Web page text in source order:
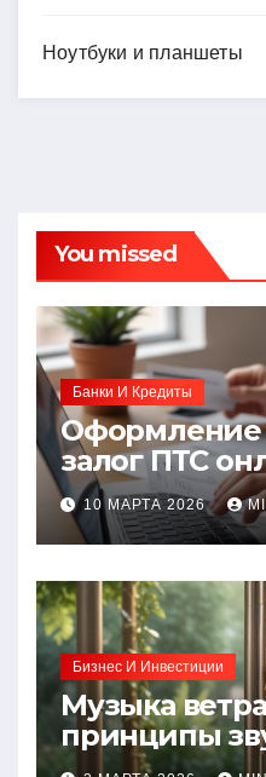
Ноутбуки и планшеты
You missed
Банки И Кредиты
Оформление
залог ПТС
без визита в
требования
10 МАРТА 2026
Бизнес И Инвестиции
Музыка
принципы